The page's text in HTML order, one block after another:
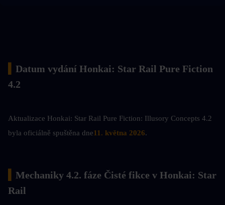
Datum vydání Honkai: Star Rail Pure Fiction
4.2
Aktualizace Honkai: Star Rail Pure Fiction: Illusory Concepts 4.2
byla oficiálně spuštěna dne11. května 2026.
Mechaniky 4.2. fáze Čisté fikce v Honkai: Star
Rail